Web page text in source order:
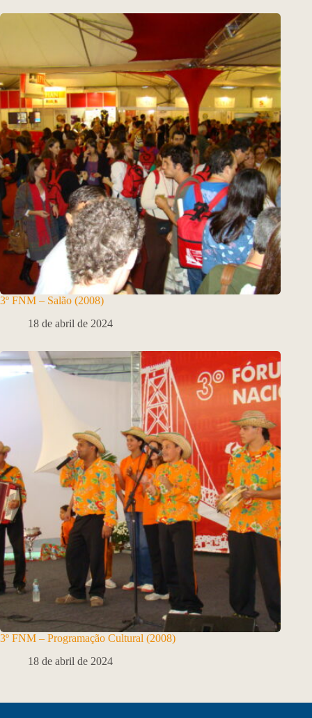
3º FNM – Salão (2008)
18 de abril de 2024
3º FNM – Programação Cultural (2008)
18 de abril de 2024